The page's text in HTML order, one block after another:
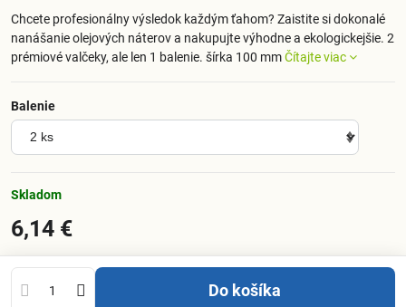
Chcete profesionálny výsledok každým ťahom? Zaistite si dokonalé
nanášanie olejových náterov a nakupujte výhodne a ekologickejšie. 2
prémiové valčeky, ale len 1 balenie. šírka 100 mmČítajte viac
Balenie
Skladom
6,14 €
Do košíka